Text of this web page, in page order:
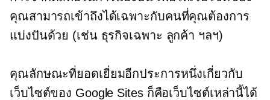
คุณสามารถเข้าถึงได้เฉพาะกับคนที่คุณต้องการ
แบ่งปันด้วย (เช่น ธุรกิจเฉพาะ ลูกค้า ฯลฯ)
คุณลักษณะที่ยอดเยี่ยมอีกประการหนึ่งเกี่ยวกับ
เว็บไซต์ของ Google Sites ก็คือเว็บไซต์เหล่านี้ได้